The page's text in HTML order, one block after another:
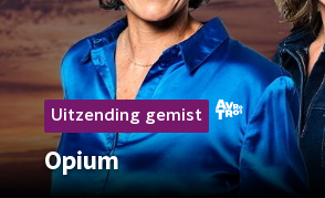
Uitzending gemist
Opium